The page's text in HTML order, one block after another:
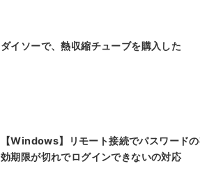
ダイソーで、熱収縮チューブを購入した
【Windows】リモート接続でパスワード
効期限が切れでログインできないの対応